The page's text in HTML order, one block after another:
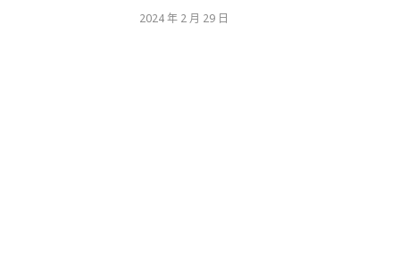
2024 年 2 月 29 日